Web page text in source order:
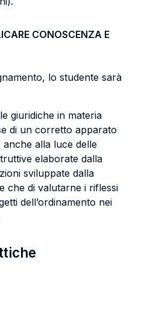
CONOSCENZA E
lo studente sarà
giuridiche in materia
di un corretto apparato
alla luce delle
elaborate dalla
sviluppate dalla
che di valutarne i riflessi
dell’ordinamento nei